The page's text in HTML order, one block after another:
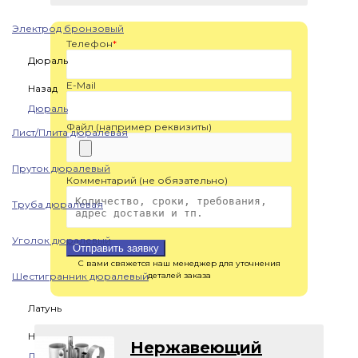
Электрод бронзовый
Дюраль
Назад
Дюраль
Лист/Плита дюралевая
Пруток дюралевый
Труба дюралевая
Уголок дюралевый
Шестигранник дюралевый
Латунь
Назад
Телефон*
E-Mail
Файл (например реквизиты)
Комментарий (не обязательно)
Отправить заявку
С вами свяжется наш менеджер для уточнения
деталей заказа
Нержавеющий